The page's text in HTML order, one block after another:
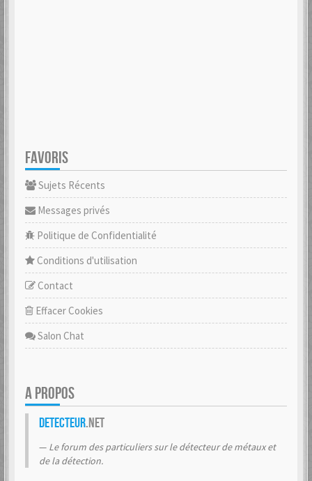
FAVORIS
Sujets Récents
Messages privés
Politique de Confidentialité
Conditions d'utilisation
Contact
Effacer Cookies
Salon Chat
A PROPOS
Detecteur.net
Le forum des particuliers sur le détecteur de métaux et
de la détection.